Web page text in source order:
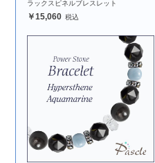
ラックスピネルブレスレット
15,060